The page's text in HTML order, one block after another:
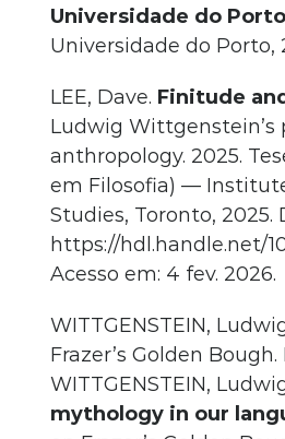
Universidade do Porto
Universidade do Porto,
LEE, Dave. Finitude
Ludwig Wittgenstein’s
anthropology. 2025.
em Filosofia) —
Studies, Toronto, 2025.
https://hdl.handle.net/
Acesso em: 4 fev. 2026.
WITTGENSTEIN,
Frazer’s Golden Bough.
WITTGENSTEIN,
mythology in our